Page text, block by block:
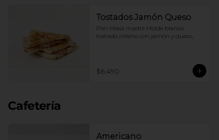
Tostados Jamón Queso
Pan Masa madre Molde blanco
tostado relleno con jamón y queso,
$6.490
Cafetería
Americano